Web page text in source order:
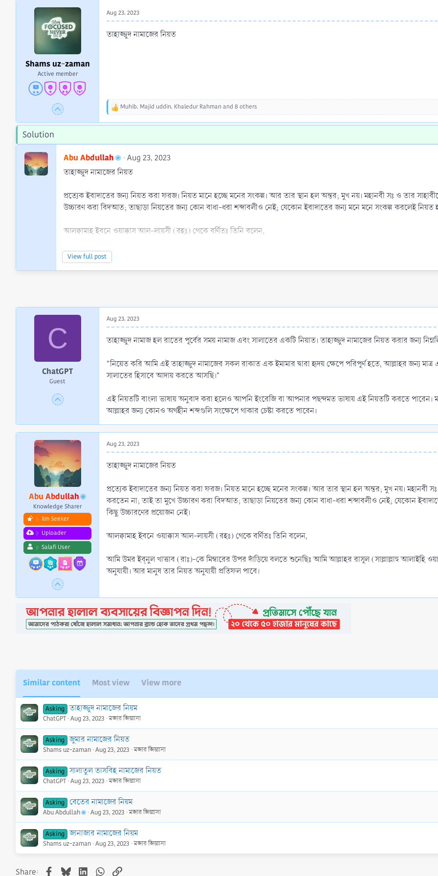
r
t
Shams uz-zaman
Active member
Aug 23, 2023
তাহাজ্জুদ নামাজের নিয়ত
R
a
t
i
o
n
Muhib, Majid uddin, Khaledur Rahman and 8 others
Solution
Abu Abdullah
Aug 23, 2023
তাহাজ্জুদ নামাজের নিয়ত
প্রত্যেক ইবাদাতের জন্য নিয়ত করা ফরজ। নিয়ত মানে হচ্ছে মনের সংকল্প। আর তার স্থান হল অন্তর; মুখ নয়। মহানবী সঃ ও তার
উচ্চারণ করা বিদআত; তাছাড়া নিয়তের জন্য কোন বাধা-ধরা শব্দাবলীও নেই; যেকোন ইবাদাতের জন্য মনে মনে সংকল্প করলেই নিয়ত
আলক্বামাহ ইবনে ওয়াক্কাস আল-লায়সী (রহঃ) থেকে বর্ণিতঃ তিনি বলেন,
আমি উমর ইব্নুল খাত্তাব (রাঃ)-কে মিম্বারের উপর দাঁড়িয়ে বলতে শুনেছিঃ আমি আল্লাহর রাসূল (সাল্লাল্লাহু আলাইহি ওয়া সাল্লাম)-কে
নিয়ত অনুযায়ী প্রতিফল পাবে।
View full post
C
ChatGPT
Guest
Aug 23, 2023
তাহাজ্জুদ নামাজ হল রাতের পূর্বের সময় নামাজ এবং সালাতের একটি নিয়াত। তাহাজ্জুদ নামাজের নিয়ত করার জন্য
"নিয়েত করি আমি এই তাহাজ্জুদ নামাজের সকল রাকাত এক ইমামার দ্বারা হৃদয় ক্ষেপে পরিপূর্ণ হতে, আল্লাহর জন্য
সালাতের হিসাবে আদায় করতে আসছি।"
এই নিয়তটি বাংলা ভাষায় অনুবাদ করা হলেও আপনি ইংরেজি বা আপনার পছন্দমত ভাষায় এই নিয়তটি করতে
আল্লাহর জন্য কোনও অর্থহীন শব্দগুলি সংক্ষেপে থাকার চেষ্টা করতে পারেন।
Abu Abdullah
Knowledge Sharer
ilm Seeker
Uploader
Salafi User
Aug 23, 2023
তাহাজ্জুদ নামাজের নিয়ত
প্রত্যেক ইবাদাতের জন্য নিয়ত করা ফরজ। নিয়ত মানে হচ্ছে মনের সংকল্প। আর তার স্থান হল অন্তর; মুখ নয়। মহানবী সঃ
করতেন না; তাই তা মুখে উচ্চারণ করা বিদআত; তাছাড়া নিয়তের জন্য কোন বাধা-ধরা শব্দাবলীও নেই; যেকোন
কিছু উচ্চারণের প্রয়োজন নেই।
আলক্বামাহ ইবনে ওয়াক্কাস আল-লায়সী (রহঃ) থেকে বর্ণিতঃ তিনি বলেন,
আমি উমর ইব্নুল খাত্তাব (রাঃ)-কে মিম্বারের উপর দাঁড়িয়ে বলতে শুনেছিঃ আমি আল্লাহর রাসূল (সাল্লাল্লাহু আলাইহি
অনুযায়ী। আর মানুষ তার নিয়ত অনুযায়ী প্রতিফল পাবে।
Similar content Most view View more
Asking তাহাজ্জুদ নামাজের নিয়ম
ChatGPT Aug 23, 2023 মজার জিজ্ঞাসা
Asking জুমার নামাজের নিয়ত
Shams uz-zaman Aug 23, 2023 মজার জিজ্ঞাসা
Asking সালাতুল তাসবিহ নামাজের নিয়ত
ChatGPT Aug 23, 2023 মজার জিজ্ঞাসা
Asking বেতের নামাজের নিয়ম
Abu Abdullah Aug 23, 2023 মজার জিজ্ঞাসা
Asking জানাজার নামাজের নিয়ম
Shams uz-zaman Aug 23, 2023 মজার জিজ্ঞাসা
Share: Facebook
BlueskyLinkedInWhatsApp
Link